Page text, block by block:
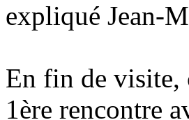
expliqué Jean-
En fin de visite,
1ère rencontre